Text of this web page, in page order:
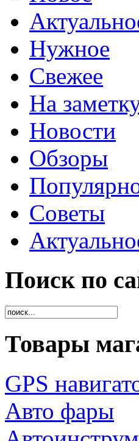
Нужное
Свежее
На
Новости
Обзоры
Советы
Поиск по
Товары
GPS
Авто фары